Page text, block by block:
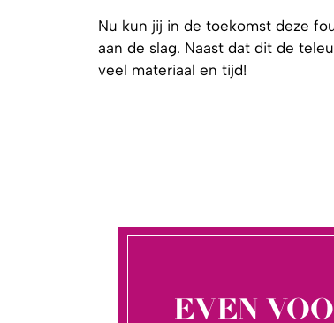
Nu kun jij in de toekomst deze
aan de slag. Naast dat dit de
veel materiaal en tijd!
EVEN